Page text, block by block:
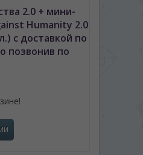
2.0 + мини-
Humanity 2.0
с доставкой по
позвонив по